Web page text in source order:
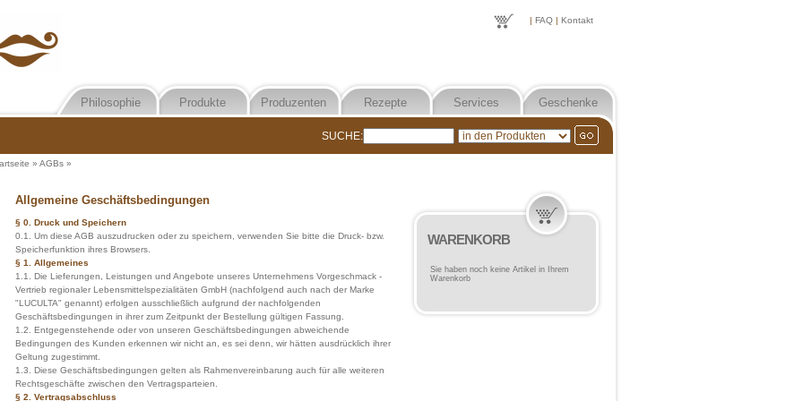
Philosophie Produkte Produzenten Rezepte Services Geschenke
| FAQ| Kontakt
SUCHE:
» AGBs»
Allgemeine Geschäftsbedingungen
§ 0. Druck und Speichern
0.1. Um diese AGB auszudrucken oder zu speichern, verwenden Sie bitte die Druck- bzw.
Speicherfunktion ihres Browsers.
§ 1. Allgemeines
1.1. Die Lieferungen, Leistungen und Angebote unseres Unternehmens Vorgeschmack -
Vertrieb regionaler Lebensmittelspezialitäten GmbH (nachfolgend auch nach der Marke
"LUCULTA" genannt) erfolgen ausschließlich aufgrund der nachfolgenden
Geschäftsbedingungen in ihrer zum Zeitpunkt der Bestellung gültigen Fassung.
1.2. Entgegenstehende oder von unseren Geschäftsbedingungen abweichende
Bedingungen des Kunden erkennen wir nicht an, es sei denn, wir hätten ausdrücklich ihrer
Geltung zugestimmt.
1.3. Diese Geschäftsbedingungen gelten als Rahmenvereinbarung auch für alle weiteren
Rechtsgeschäfte zwischen den Vertragsparteien.
§ 2. Vertragsabschluss
WARENKORB
Sie haben noch keine Artikel in Ihrem
Warenkorb